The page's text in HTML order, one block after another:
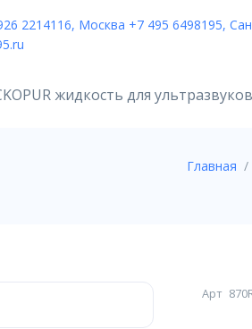
2214116, Москва +7 495 6498195,
жидкость для
Главная
Арт